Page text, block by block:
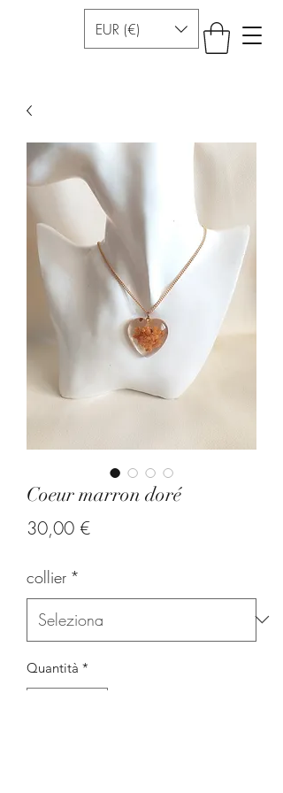
EUR (€)
Coeur marron doré
30,00 €Prezzo
collier *
Quantità *